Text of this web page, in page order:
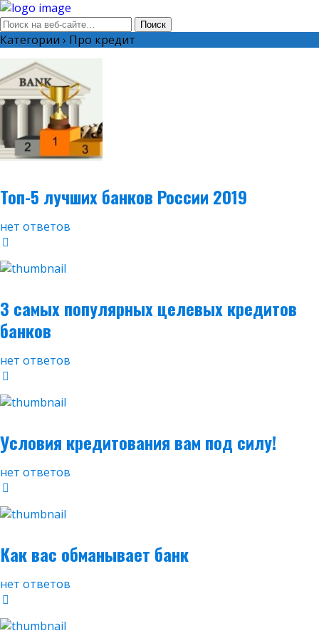
Категории › Про кредит
Топ-5 лучших банков России 2019
нет ответов
3 самых популярных целевых кредитов
банков
нет ответов
Условия кредитования вам под силу!
нет ответов
Как вас обманывает банк
нет ответов